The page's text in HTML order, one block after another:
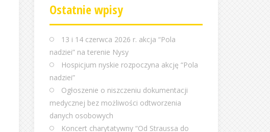
Ostatnie wpisy
13 i 14 czerwca 2026 r. akcja “Pola
nadziei” na terenie Nysy
Hospicjum nyskie rozpoczyna akcję “Pola
nadziei”
Ogłoszenie o niszczeniu dokumentacji
medycznej bez możliwości odtworzenia
danych osobowych
Koncert charytatywny “Od Straussa do